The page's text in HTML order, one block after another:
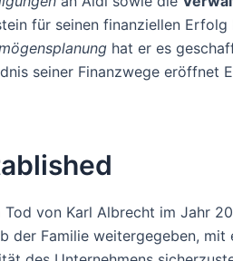
für seinen finanziellen
hat er es
seiner Finanzwege eröffnet
von Karl Albrecht im Jahr
der Familie weitergegeben, mit